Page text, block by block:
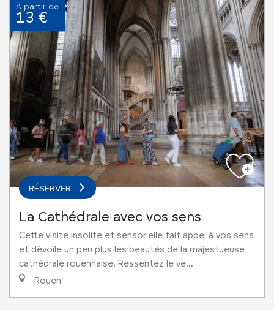
À partir de
13 €
RÉSERVER
La Cathédrale avec vos sens
Cette visite insolite et sensorielle fait appel à vos sens
et dévoile un peu plus les beautés de la majestueuse
cathédrale rouennaise. Ressentez le ve...
Rouen